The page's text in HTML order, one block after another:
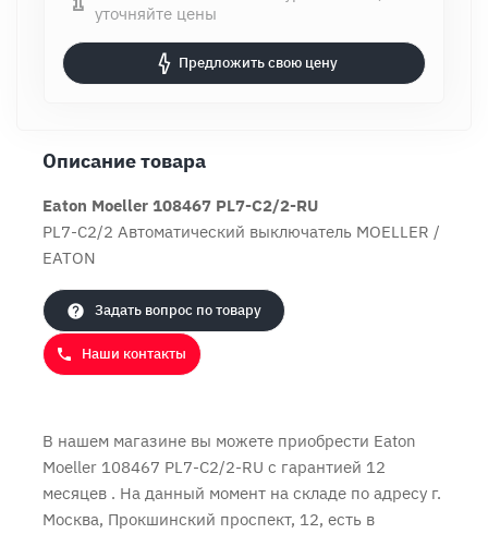
уточняйте цены
Предложить свою цену
Описание товара
Eaton Moeller 108467 PL7-C2/2-RU
PL7-C2/2 Автоматический выключатель MOELLER /
EATON
Задать вопрос по товару
Наши контакты
В нашем магазине вы можете приобрести Eaton
Moeller 108467 PL7-C2/2-RU с гарантией 12
месяцев . На данный момент на складе по адресу г.
Москва, Прокшинский проспект, 12, есть в
Продолжить покупки